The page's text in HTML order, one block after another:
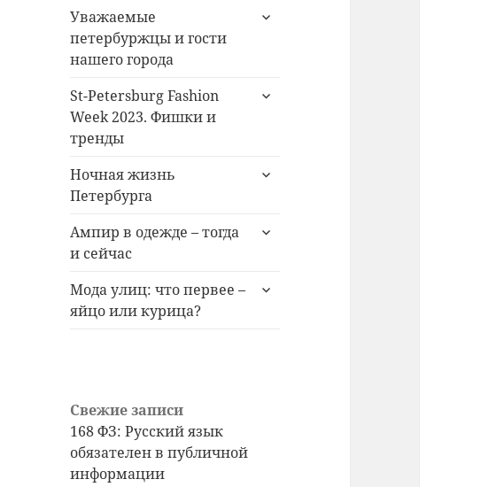
Уважаемые
петербуржцы и гости
нашего города
раскрыть
St-Petersburg Fashion
Week 2023. Фишки и
тренды
раскрыть
Ночная жизнь
Петербурга
раскрыть
Ампир в одежде – тогда
и сейчас
раскрыть
Мода улиц: что первее –
яйцо или курица?
раскрыть
Свежие записи
168 ФЗ: Русский язык
обязателен в публичной
информации